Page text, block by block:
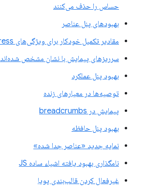
حساس را حذف می‌کنند
بهبودهای پنل عناصر
مقادیر تکمیل خودکار برای ویژگی‌های text-stress-*
سرریزهای پیمایش با نشان مشخص شده‌اند
بهبود پنل عملکرد
توصیه‌ها در معیارهای زنده
پیمایش در breadcrumbs
بهبود پنل حافظه
نمایه جدید «عناصر جدا شده»
نامگذاری بهبود یافته اشیاء ساده JS
غیرفعال کردن قالب‌بندی پویا